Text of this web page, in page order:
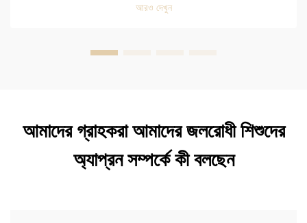
আরও দেখুন
আমাদের গ্রাহকরা আমাদের জলরোধী শিশুদের
অ্যাপ্রন সম্পর্কে কী বলছেন